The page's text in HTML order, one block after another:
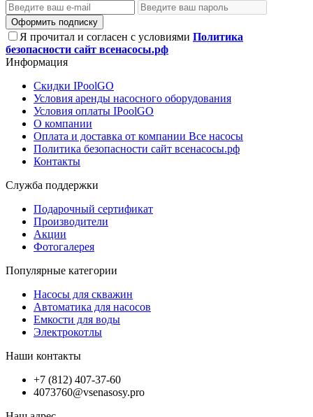
Оформить подписку
Я прочитал и согласен с условиями Политика
безопасности сайт всенасосы.рф
Информация
Скидки IPoolGO
Условия аренды насосного оборудования
Условия оплаты IPoolGO
О компании
Оплата и доставка от компании Все насосы
Политика безопасности сайт всенасосы.рф
Контакты
Служба поддержки
Подарочный сертификат
Производители
Акции
Фотогалерея
Популярные категории
Насосы для скважин
Автоматика для насосов
Емкости для воды
Электрокотлы
Наши контакты
+7 (812) 407-37-60
4073760@vsenasosy.pro